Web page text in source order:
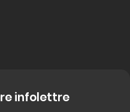
infolettre